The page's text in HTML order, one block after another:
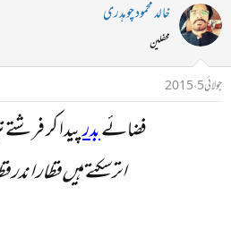
خالد محمود چوہدری
محفلین
جولائی 5، 2015
فضائےبدرپیدا کر فرشتے
اتر سکتے ہیں قطار